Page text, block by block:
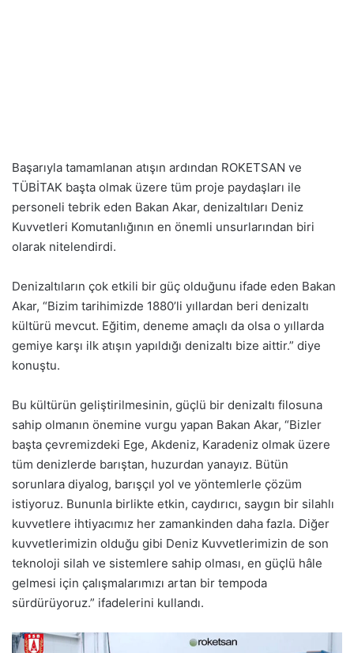
Başarıyla tamamlanan atışın ardından ROKETSAN ve
TÜBİTAK başta olmak üzere tüm proje paydaşları ile
personeli tebrik eden Bakan Akar, denizaltıları Deniz
Kuvvetleri Komutanlığının en önemli unsurlarından biri
olarak nitelendirdi.
Denizaltıların çok etkili bir güç olduğunu ifade eden Bakan
Akar, “Bizim tarihimizde 1880’li yıllardan beri denizaltı
kültürü mevcut. Eğitim, deneme amaçlı da olsa o yıllarda
gemiye karşı ilk atışın yapıldığı denizaltı bize aittir.” diye
konuştu.
Bu kültürün geliştirilmesinin, güçlü bir denizaltı filosuna
sahip olmanın önemine vurgu yapan Bakan Akar, “Bizler
başta çevremizdeki Ege, Akdeniz, Karadeniz olmak üzere
tüm denizlerde barıştan, huzurdan yanayız. Bütün
sorunlara diyalog, barışçıl yol ve yöntemlerle çözüm
istiyoruz. Bununla birlikte etkin, caydırıcı, saygın bir silahlı
kuvvetlere ihtiyacımız her zamankinden daha fazla. Diğer
kuvvetlerimizin olduğu gibi Deniz Kuvvetlerimizin de son
teknoloji silah ve sistemlere sahip olması, en güçlü hâle
gelmesi için çalışmalarımızı artan bir tempoda
sürdürüyoruz.” ifadelerini kullandı.